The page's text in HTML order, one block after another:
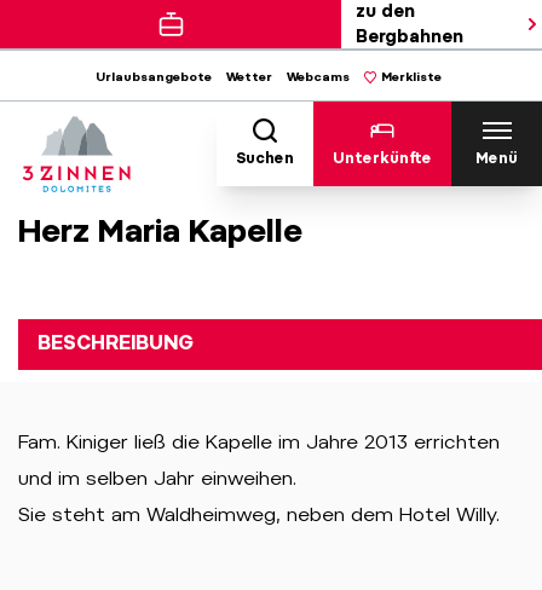
zu den
Bergbahnen
Urlaubsangebote Wetter Webcams Merkliste
Suchen Unterkünfte Menü
Herz Maria Kapelle
BESCHREIBUNG
Fam. Kiniger ließ die Kapelle im Jahre 2013 errichten
und im selben Jahr einweihen.
Sie steht am Waldheimweg, neben dem Hotel Willy.